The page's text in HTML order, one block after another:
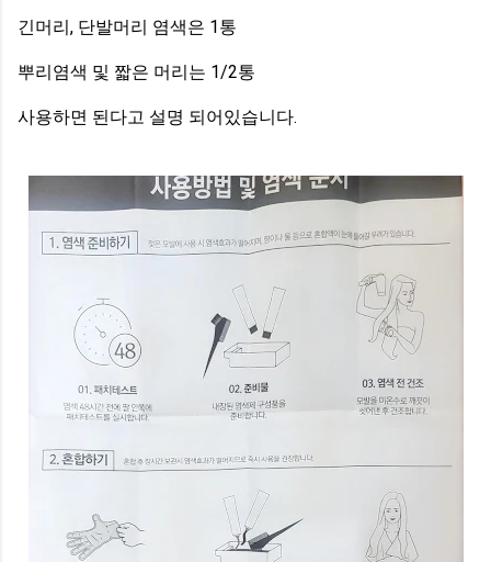
긴머리, 단발머리 염색은 1통
뿌리염색 및 짧은 머리는 1/2통
사용하면 된다고 설명 되어있습니다.